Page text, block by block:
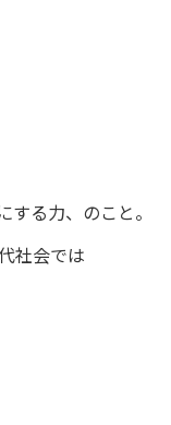
る力、のこと。
社会では